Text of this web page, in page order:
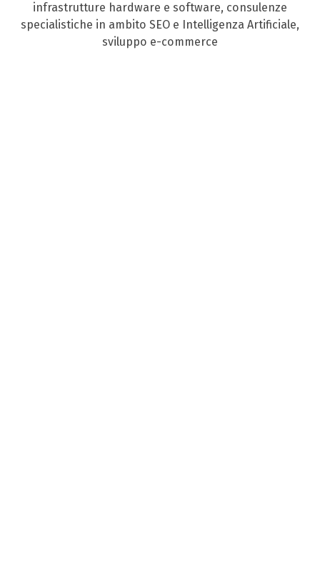
infrastrutture hardware e software, consulenze
specialistiche in ambito SEO e Intelligenza Artificiale,
sviluppo e-commerce